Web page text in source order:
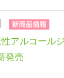
性アルコール
発売